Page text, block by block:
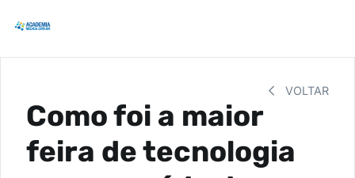
VOLTAR
Como foi a maior
feira de tecnologia